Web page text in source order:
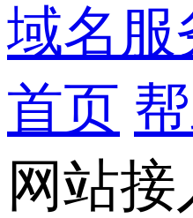
域名服
首页
网站